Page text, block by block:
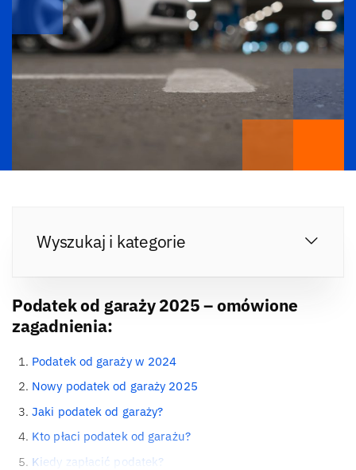
Wyszukaj i kategorie
Podatek od garaży 2025 – omówione
zagadnienia:
Podatek od garaży w 2024
Nowy podatek od garaży 2025
Jaki podatek od garaży?
Kto płaci podatek od garażu?
Kiedy zapłacić podatek?